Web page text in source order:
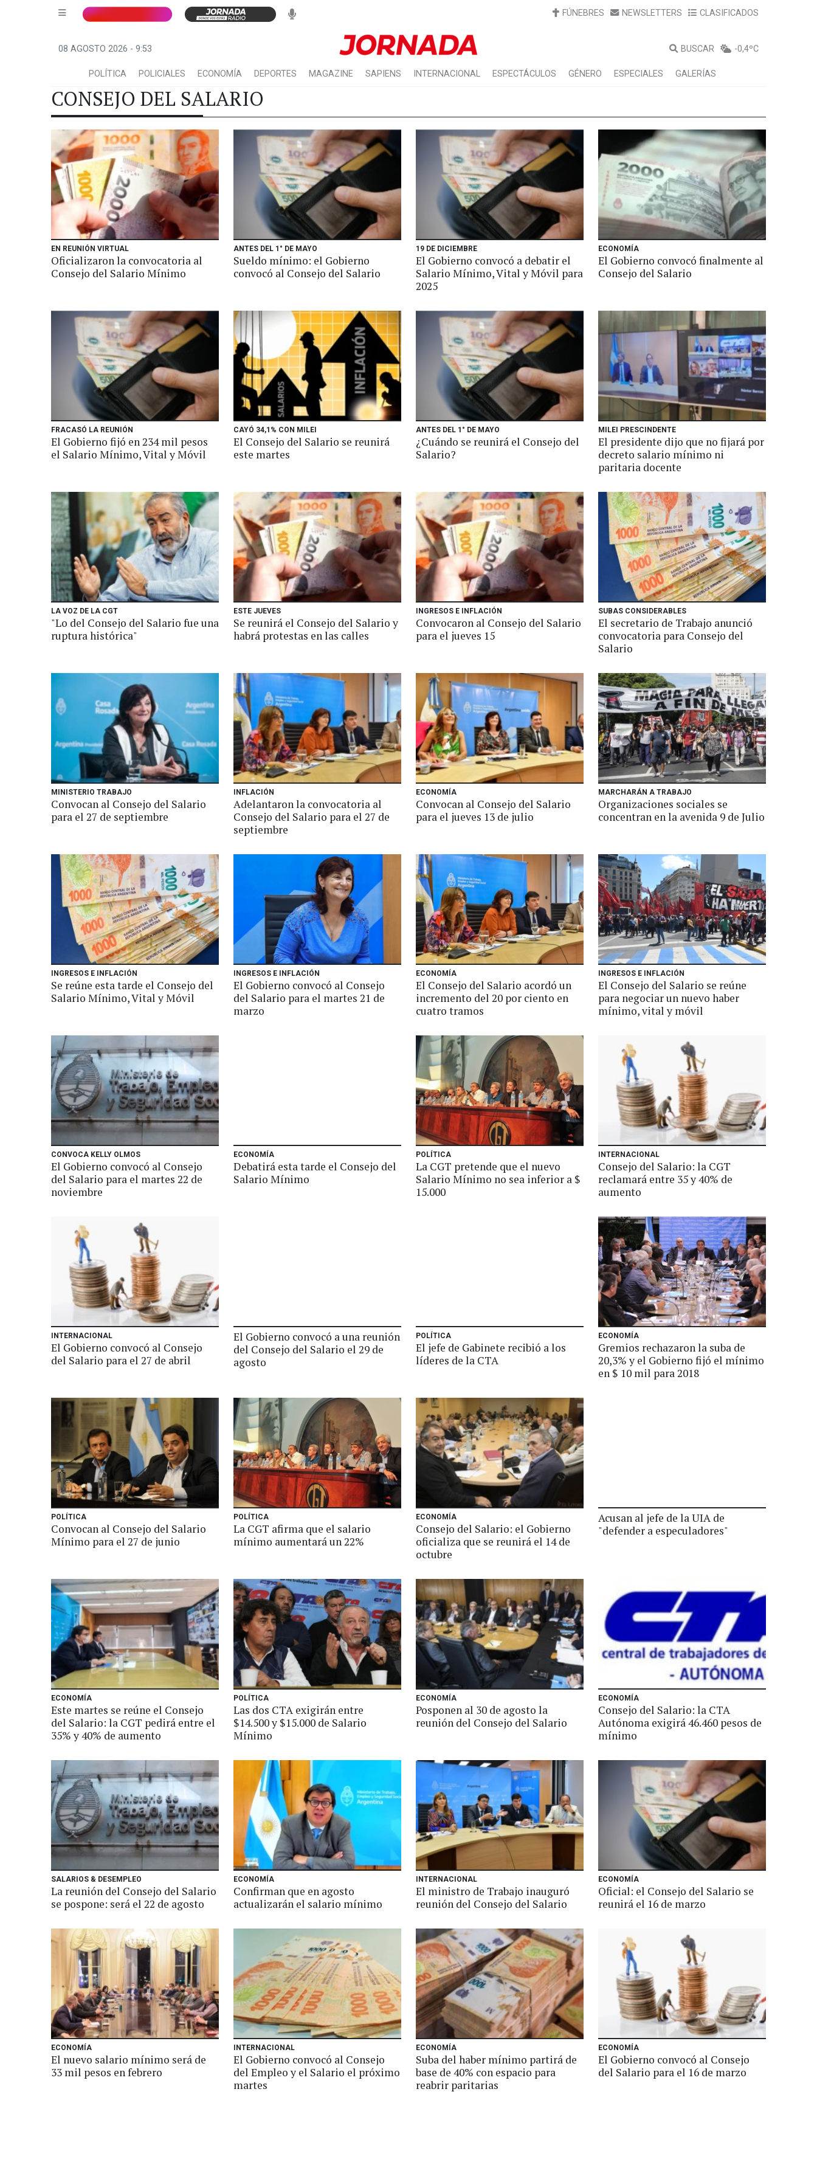
FÚNEBRES NEWSLETTERS CLASIFICADOS
08 AGOSTO 2026 - 9:53 BUSCAR -0,4ºC
POLÍTICA POLICIALES ECONOMÍA DEPORTES MAGAZINE SAPIENS INTERNACIONAL ESPECTÁCULOS GÉNERO ESPECIALES GALERÍAS
CONSEJO DEL SALARIO
EN REUNIÓN VIRTUAL
Oficializaron la convocatoria al
Consejo del Salario Mínimo
ANTES DEL 1° DE MAYO
Sueldo mínimo: el Gobierno
convocó al Consejo del Salario
19 DE DICIEMBRE
El Gobierno convocó a debatir el
Salario Mínimo, Vital y Móvil para
2025
ECONOMÍA
El Gobierno convocó finalmente al
Consejo del Salario
FRACASÓ LA REUNIÓN
El Gobierno fijó en 234 mil pesos
el Salario Mínimo, Vital y Móvil
CAYÓ 34,1% CON MILEI
El Consejo del Salario se reunirá
este martes
ANTES DEL 1° DE MAYO
¿Cuándo se reunirá el Consejo del
Salario?
MILEI PRESCINDENTE
El presidente dijo que no fijará por
decreto salario mínimo ni
paritaria docente
LA VOZ DE LA CGT
"Lo del Consejo del Salario fue una
ruptura histórica"
ESTE JUEVES
Se reunirá el Consejo del Salario y
habrá protestas en las calles
INGRESOS E INFLACIÓN
Convocaron al Consejo del Salario
para el jueves 15
SUBAS CONSIDERABLES
El secretario de Trabajo anunció
convocatoria para Consejo del
Salario
MINISTERIO TRABAJO
Convocan al Consejo del Salario
para el 27 de septiembre
INFLACIÓN
Adelantaron la convocatoria al
Consejo del Salario para el 27 de
septiembre
ECONOMÍA
Convocan al Consejo del Salario
para el jueves 13 de julio
MARCHARÁN A TRABAJO
Organizaciones sociales se
concentran en la avenida 9 de Julio
INGRESOS E INFLACIÓN
Se reúne esta tarde el Consejo del
Salario Mínimo, Vital y Móvil
INGRESOS E INFLACIÓN
El Gobierno convocó al Consejo
del Salario para el martes 21 de
marzo
ECONOMÍA
El Consejo del Salario acordó un
incremento del 20 por ciento en
cuatro tramos
INGRESOS E INFLACIÓN
El Consejo del Salario se reúne
para negociar un nuevo haber
mínimo, vital y móvil
CONVOCA KELLY OLMOS
El Gobierno convocó al Consejo
del Salario para el martes 22 de
noviembre
ECONOMÍA
Debatirá esta tarde el Consejo del
Salario Mínimo
POLÍTICA
La CGT pretende que el nuevo
Salario Mínimo no sea inferior a $
15.000
INTERNACIONAL
Consejo del Salario: la CGT
reclamará entre 35 y 40% de
aumento
INTERNACIONAL
El Gobierno convocó al Consejo
del Salario para el 27 de abril
El Gobierno convocó a una reunión
del Consejo del Salario el 29 de
agosto
POLÍTICA
El jefe de Gabinete recibió a los
líderes de la CTA
ECONOMÍA
Gremios rechazaron la suba de
20,3% y el Gobierno fijó el mínimo
en $ 10 mil para 2018
POLÍTICA
Convocan al Consejo del Salario
Mínimo para el 27 de junio
POLÍTICA
La CGT afirma que el salario
mínimo aumentará un 22%
ECONOMÍA
Consejo del Salario: el Gobierno
oficializa que se reunirá el 14 de
octubre
Acusan al jefe de la UIA de
"defender a especuladores"
ECONOMÍA
Este martes se reúne el Consejo
del Salario: la CGT pedirá entre el
35% y 40% de aumento
POLÍTICA
Las dos CTA exigirán entre
$14.500 y $15.000 de Salario
Mínimo
ECONOMÍA
Posponen al 30 de agosto la
reunión del Consejo del Salario
ECONOMÍA
Consejo del Salario: la CTA
Autónoma exigirá 46.460 pesos de
mínimo
SALARIOS & DESEMPLEO
La reunión del Consejo del Salario
se pospone: será el 22 de agosto
ECONOMÍA
Confirman que en agosto
actualizarán el salario mínimo
INTERNACIONAL
El ministro de Trabajo inauguró
reunión del Consejo del Salario
ECONOMÍA
Oficial: el Consejo del Salario se
reunirá el 16 de marzo
ECONOMÍA
El nuevo salario mínimo será de
33 mil pesos en febrero
INTERNACIONAL
El Gobierno convocó al Consejo
del Empleo y el Salario el próximo
martes
ECONOMÍA
Suba del haber mínimo partirá de
base de 40% con espacio para
reabrir paritarias
ECONOMÍA
El Gobierno convocó al Consejo
del Salario para el 16 de marzo